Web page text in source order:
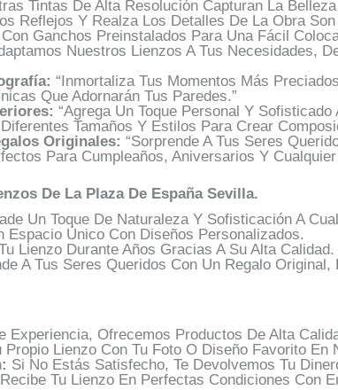
Tintas De Alta Resolución Capturan La
Reflejos Y Realza Los Detalles De La Obra
Ganchos Preinstalados Para Una Fácil
Nuestros Lienzos A Tus Necesidades,
“Inmortaliza Tus Momentos Más
Que Adornarán Tus Paredes.”
“Agrega Un Toque Personal Y
Tamaños Y Estilos Para Crear
Originales: “Sorprende A Tus Seres
Para Cumpleaños, Aniversarios Y
De La Plaza De España Sevilla.
Un Toque De Naturaleza Y Sofisticación A
Espacio Único Con Diseños Personalizados.
Lienzo Durante Años Gracias A Su Alta Calidad.
A Tus Seres Queridos Con Un Regalo Original,
Experiencia, Ofrecemos Productos De Alta
Propio Lienzo Con Tu Foto O Diseño Favorito En
Si No Estás Satisfecho, Te Devolvemos Tu
Recibe Tu Lienzo En Perfectas Condiciones Con